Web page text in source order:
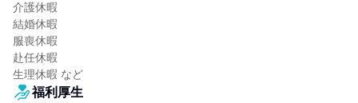
介護休暇
結婚休暇
服喪休暇
赴任休暇
生理休暇 など
福利厚生